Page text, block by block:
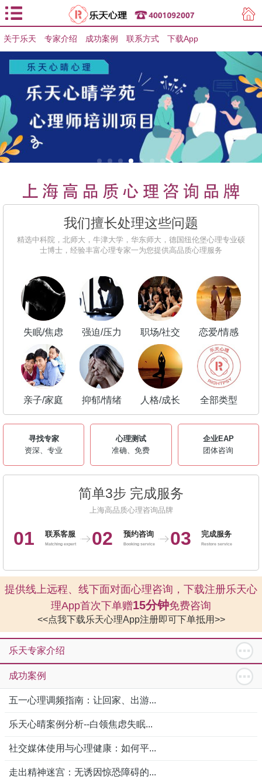
用户登录 用户注册
关于乐天 专家介绍 成功案例 联系方式 下载App
我们擅长处理这些问题
精选中科院，北师大，牛津大学，华东师大，德国纽伦堡心理专业硕
士博士，经验丰富心理专家一为您提供高品质心理服务
失眠/焦虑 强迫/压力 职场/社交 恋爱/情感
亲子/家庭 抑郁/情绪 人格/成长 全部类型
寻找专家
资深、专业
心理测试
准确、免费
企业EAP
团体咨询
简单3步 完成服务
上海高品质心理咨询品牌
01 联系客服
Matching expert 02 预约咨询
Booking service 03 完成服务
Restore service
提供线上远程、线下面对面心理咨询，下载注册乐天心
理App首次下单赠15分钟免费咨询
<<点我下载乐天心理App注册即可下单抵用>>
乐天专家介绍
成功案例
五一心理调频指南：让回家、出游...
乐天心晴案例分析--白领焦虑失眠...
社交媒体使用与心理健康：如何平...
走出精神迷宫：无诱因惊恐障碍的...